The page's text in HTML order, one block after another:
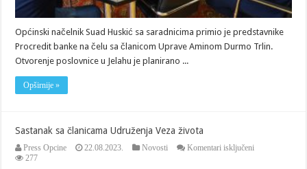
Općinski načelnik Suad Huskić sa saradnicima primio je predstavnike
Procredit banke na čelu sa članicom Uprave Aminom Durmo Trlin.
Otvorenje poslovnice u Jelahu je planirano ...
Opširnije »
Sastanak sa članicama Udruženja Veza života
Press Opcine 22.08.2023. Novosti Komentari isključeni
277